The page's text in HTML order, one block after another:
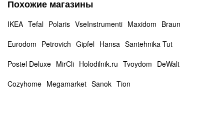
Похожие магазины
IKEA Tefal Polaris VseInstrumenti Maxidom Braun
Eurodom Petrovich Gipfel Hansa Santehnika Tut
Postel Deluxe MirCli Holodilnik.ru Tvoydom DeWalt
Cozyhome Megamarket Sanok Tion